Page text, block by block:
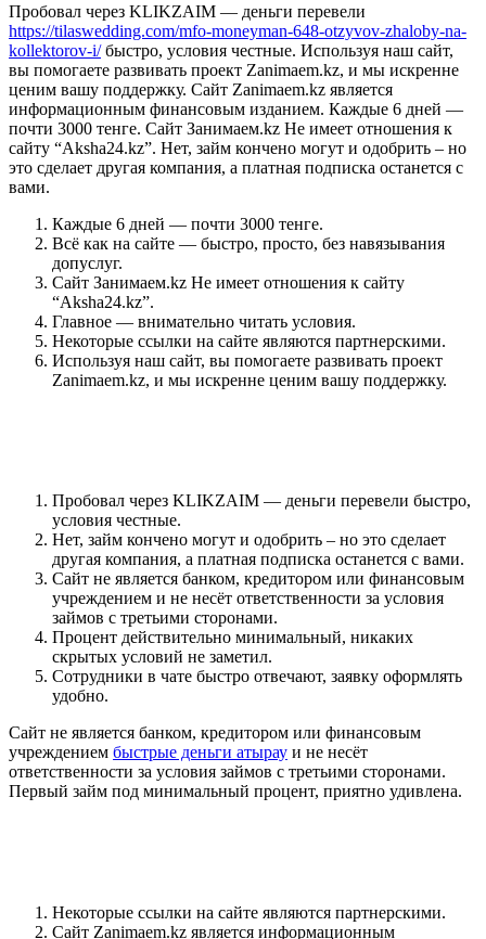
Пробовал через KLIKZAIM — деньги перевели
https://tilaswedding.com/mfo-moneyman-648-otzyvov-zhaloby-na-
kollektorov-i/быстро, условия честные. Используя наш сайт,
вы помогаете развивать проект Zanimaem.kz, и мы искренне
ценим вашу поддержку. Сайт Zanimaem.kz является
информационным финансовым изданием. Каждые 6 дней —
почти 3000 тенге. Сайт Занимаем.kz Не имеет отношения к
сайту “Aksha24.kz”. Нет, займ кончено могут и одобрить – но
это сделает другая компания, а платная подписка останется с
вами.
Каждые 6 дней — почти 3000 тенге.
Всё как на сайте — быстро, просто, без навязывания
допуслуг.
Сайт Занимаем.kz Не имеет отношения к сайту
“Aksha24.kz”.
Главное — внимательно читать условия.
Некоторые ссылки на сайте являются партнерскими.
Используя наш сайт, вы помогаете развивать проект
Zanimaem.kz, и мы искренне ценим вашу поддержку.
Пробовал через KLIKZAIM — деньги перевели быстро,
условия честные.
Нет, займ кончено могут и одобрить – но это сделает
другая компания, а платная подписка останется с вами.
Сайт не является банком, кредитором или финансовым
учреждением и не несёт ответственности за условия
займов с третьими сторонами.
Процент действительно минимальный, никаких
скрытых условий не заметил.
Сотрудники в чате быстро отвечают, заявку оформлять
удобно.
Сайт не является банком, кредитором или финансовым
учреждением быстрые деньги атырау и не несёт
ответственности за условия займов с третьими сторонами.
Первый займ под минимальный процент, приятно удивлена.
Некоторые ссылки на сайте являются партнерскими.
Сайт Zanimaem.kz является информационным